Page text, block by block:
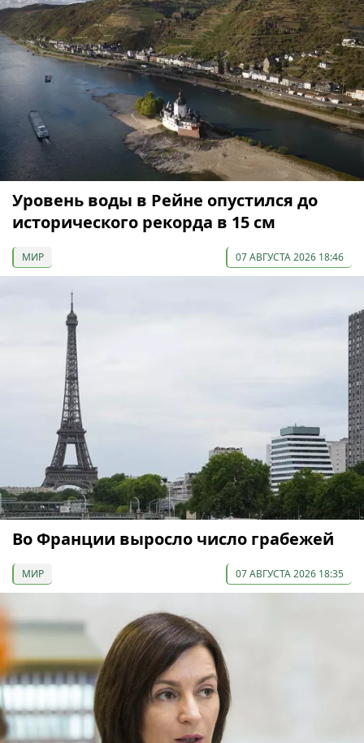
Уровень воды в Рейне опустился до
исторического рекорда в 15 см
МИР 07 АВГУСТА 2026 18:46
Во Франции выросло число грабежей
МИР 07 АВГУСТА 2026 18:35